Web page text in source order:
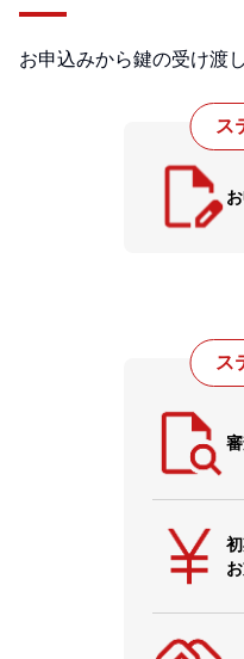
お申込みから鍵の受け渡
ス
ス